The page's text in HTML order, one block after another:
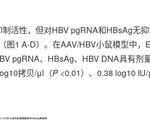
活性，但对HBV pgRNA和HBsAg无
1 A-D）。在AAV/HBV小鼠模型中，
pgRNA、HBsAg、HBV DNA具有剂
拷贝/μl（P <0.01）、0.38 log10